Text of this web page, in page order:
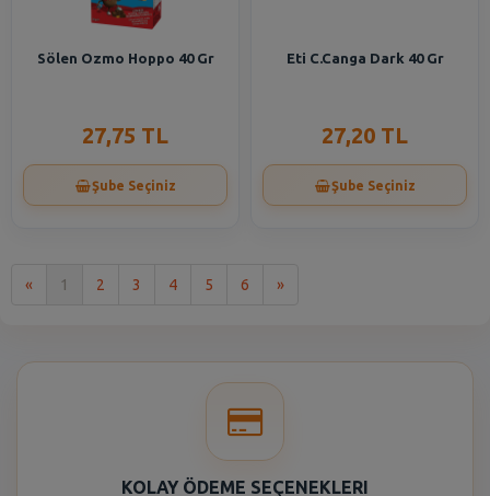
Sölen Ozmo Hoppo 40 Gr
27,75 TL
Şube Seçiniz
Eti C.Canga Dark 40 Gr
27,20 TL
Şube Seçiniz
« 1 2 3 4 5 6 »Son
KOLAY ÖDEME SEÇENEKLERI